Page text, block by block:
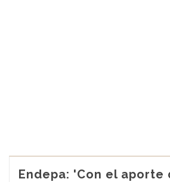
Endepa: 'Con el aporte